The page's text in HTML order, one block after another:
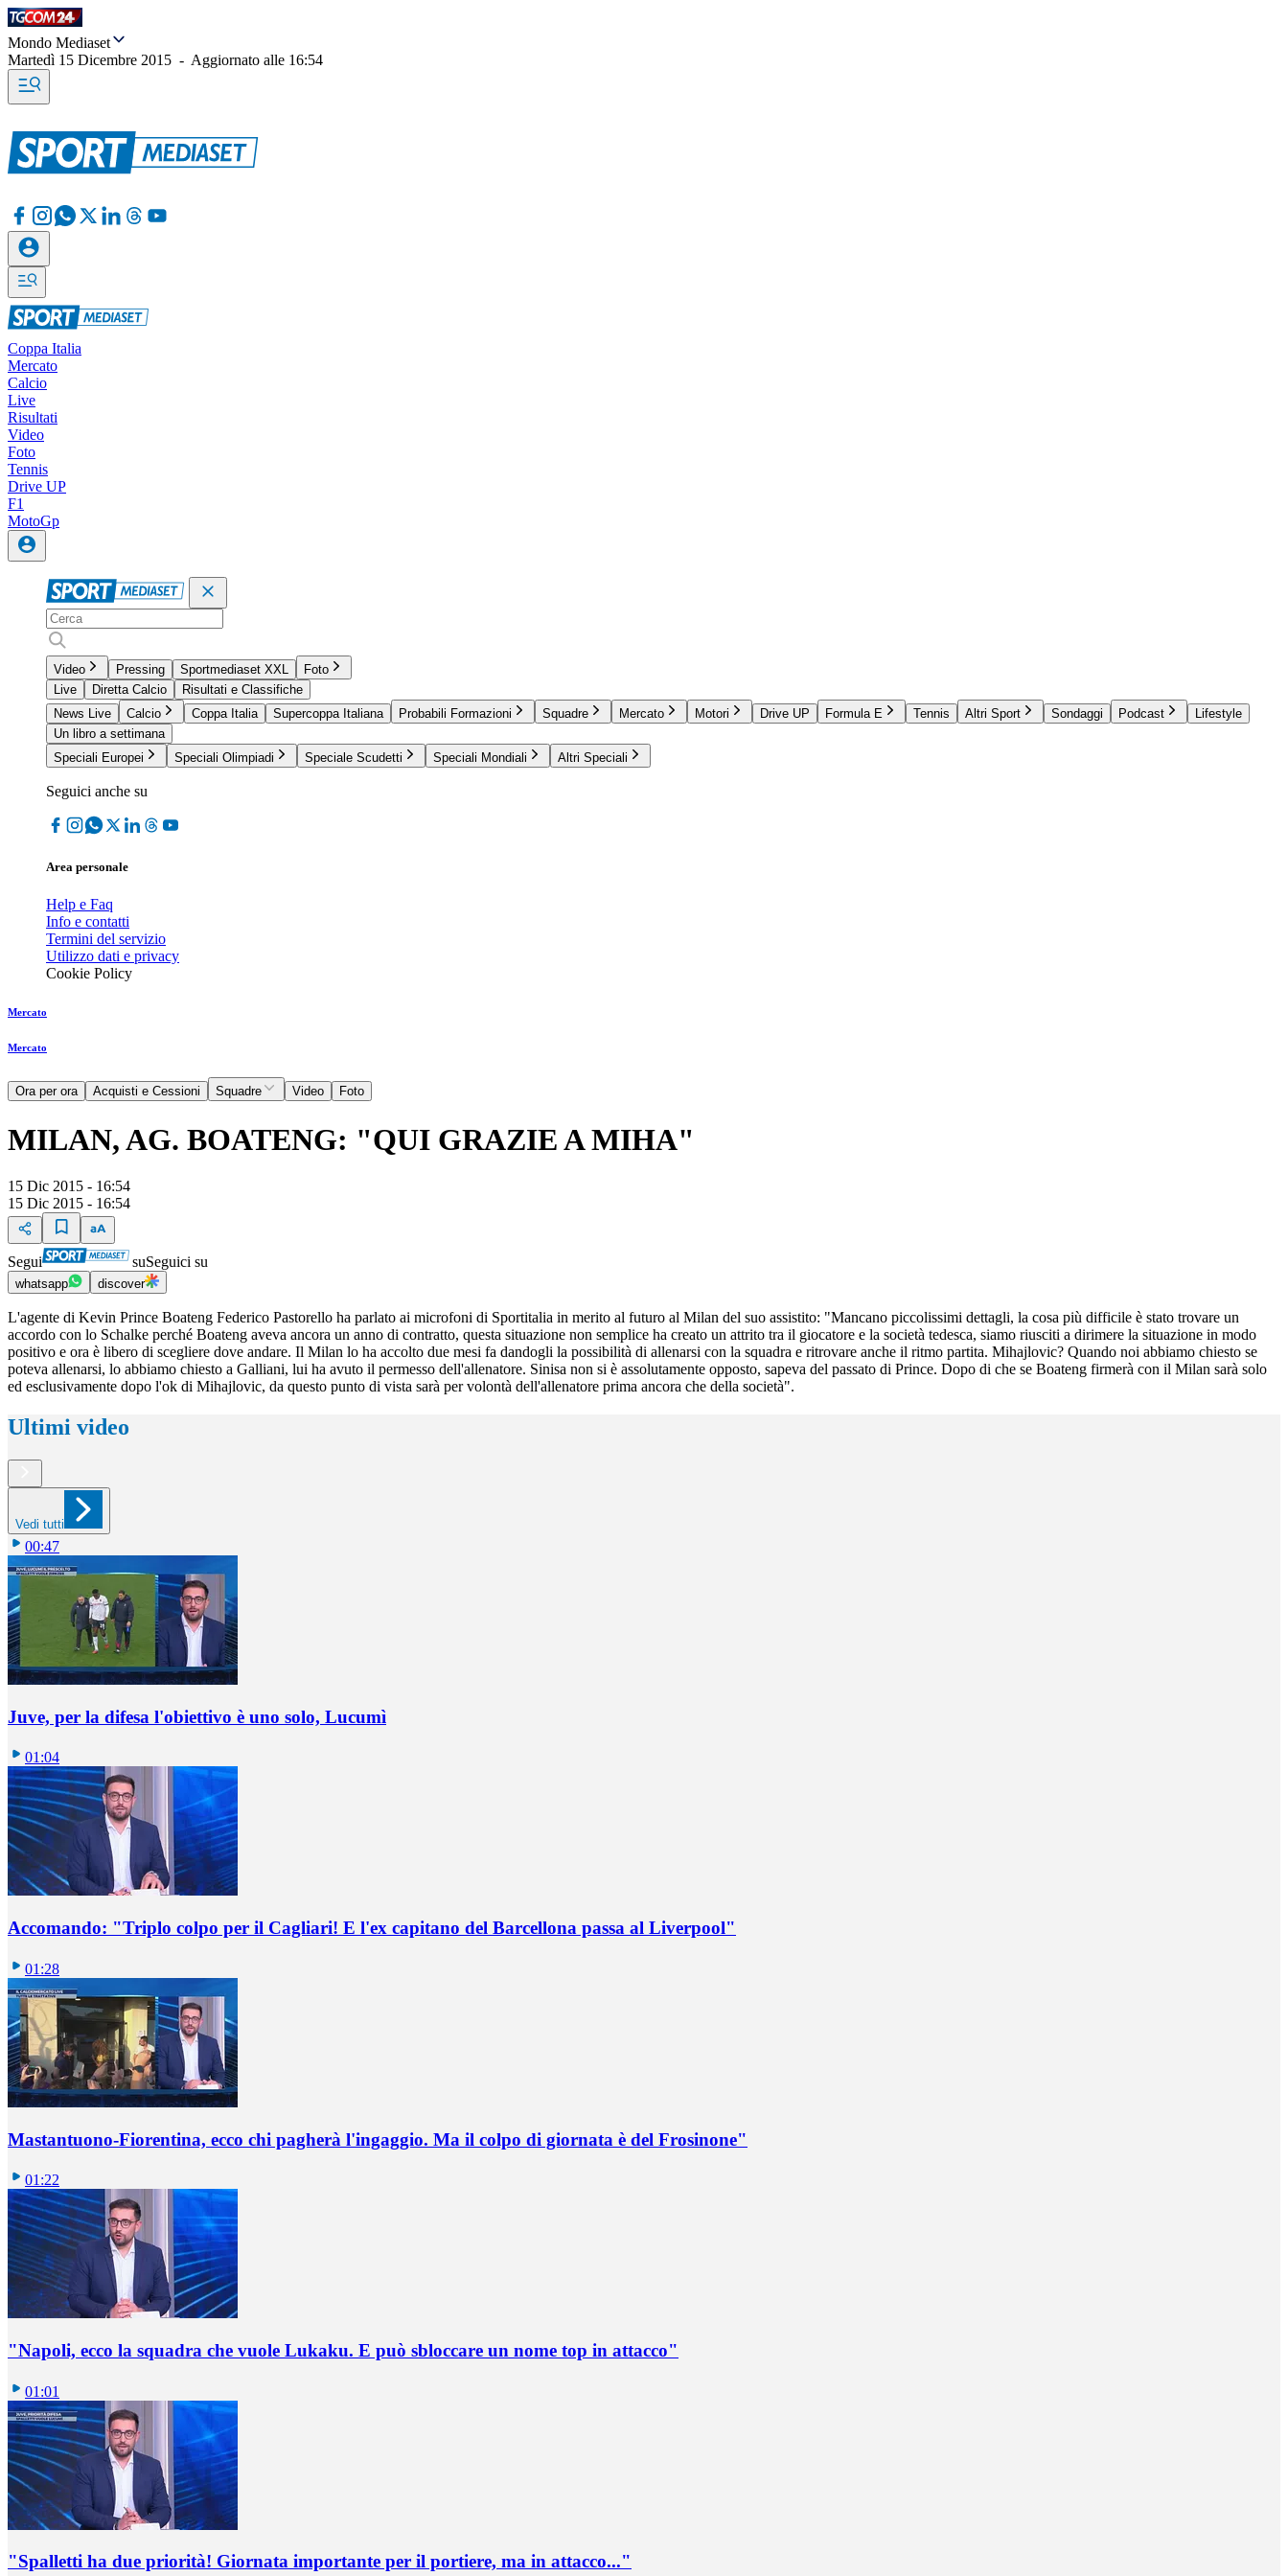
Mondo Mediaset
Martedì 15 Dicembre 2015 - Aggiornato alle 16:54
Coppa Italia
Mercato
Calcio
Live
Risultati
Video
Foto
Tennis
Drive UP
F1
MotoGp
Video Pressing Sportmediaset XXL
Foto
Live
Diretta Calcio
Risultati e Classifiche
News Live
Calcio Coppa Italia Supercoppa Italiana Probabili Formazioni Squadre Mercato Motori Drive UP Formula E Tennis Altri Sport Sondaggi Podcast
Lifestyle
Un libro a settimana
Speciali Europei
Speciali Olimpiadi Speciale Scudetti Speciali Mondiali Altri Speciali
Seguici anche su
Area personale
Help e Faq
Info e contatti
Termini del servizio
Utilizzo dati e privacy
Cookie Policy
Mercato
Mercato
Ora per ora Acquisti e Cessioni Squadre Video Foto
MILAN, AG. BOATENG: "QUI GRAZIE A MIHA"
15 Dic 2015 - 16:54
15 Dic 2015 - 16:54
Segui suSeguici su
whatsapp discover
L'agente di Kevin Prince Boateng Federico Pastorello ha parlato ai microfoni di Sportitalia in merito al futuro al Milan del suo assistito: "Mancano piccolissimi dettagli, la cosa più difficile è stato trovare un
accordo con lo Schalke perché Boateng aveva ancora un anno di contratto, questa situazione non semplice ha creato un attrito tra il giocatore e la società tedesca, siamo riusciti a dirimere la situazione in modo
positivo e ora è libero di scegliere dove andare. Il Milan lo ha accolto due mesi fa dandogli la possibilità di allenarsi con la squadra e ritrovare anche il ritmo partita. Mihajlovic? Quando noi abbiamo chiesto se
poteva allenarsi, lo abbiamo chiesto a Galliani, lui ha avuto il permesso dell'allenatore. Sinisa non si è assolutamente opposto, sapeva del passato di Prince. Dopo di che se Boateng firmerà con il Milan sarà solo
ed esclusivamente dopo l'ok di Mihajlovic, da questo punto di vista sarà per volontà dell'allenatore prima ancora che della società".
Ultimi video
Vedi tutti
00:47
Juve, per la difesa l'obiettivo è uno solo, Lucumì
01:04
Accomando: "Triplo colpo per il Cagliari! E l'ex capitano del Barcellona passa al Liverpool"
01:28
Mastantuono-Fiorentina, ecco chi pagherà l'ingaggio. Ma il colpo di giornata è del Frosinone"
01:22
"Napoli, ecco la squadra che vuole Lukaku. E può sbloccare un nome top in attacco"
01:01
"Spalletti ha due priorità! Giornata importante per il portiere, ma in attacco..."